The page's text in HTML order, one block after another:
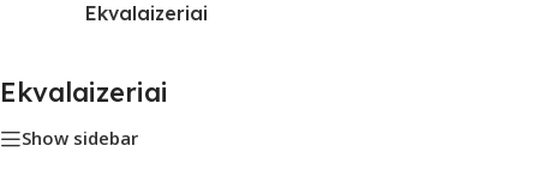
Ekvalaizeriai
Ekvalaizeriai
Show sidebar